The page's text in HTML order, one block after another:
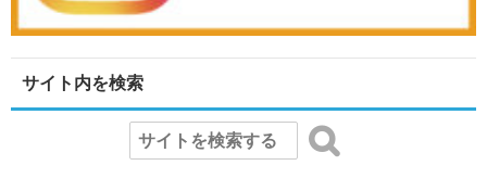
サイト内を検索